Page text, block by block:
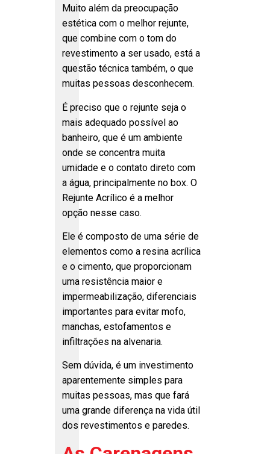
Muito além da preocupação
estética com o melhor rejunte,
que combine com o tom do
revestimento a ser usado, está a
questão técnica também, o que
muitas pessoas desconhecem.
É preciso que o rejunte seja o
mais adequado possível ao
banheiro, que é um ambiente
onde se concentra muita
umidade e o contato direto com
a água, principalmente no box. O
Rejunte Acrílico é a melhor
opção nesse caso.
Ele é composto de uma série de
elementos como a resina acrílica
e o cimento, que proporcionam
uma resistência maior e
impermeabilização, diferenciais
importantes para evitar mofo,
manchas, estofamentos e
infiltrações na alvenaria.
Sem dúvida, é um investimento
aparentemente simples para
muitas pessoas, mas que fará
uma grande diferença na vida útil
dos revestimentos e paredes.